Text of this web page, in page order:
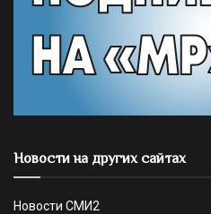
Новости на других сайтах
Новости СМИ2